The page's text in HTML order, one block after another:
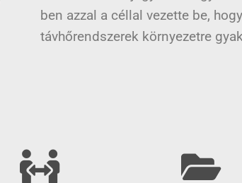
ben azzal a céllal vezette be,
távhőrendszerek környezetre